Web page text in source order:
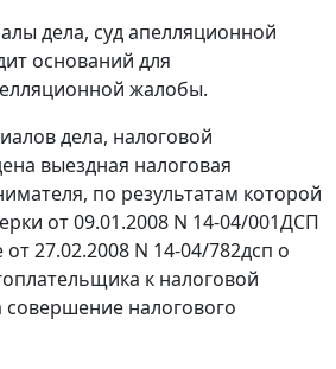
дела, суд апелляционной
оснований для
жалобы.
дела, налоговой
выездная налоговая
по результатам которой
от 09.01.2008 N 14-04/001ДСП
27.02.2008 N 14-04/782дсп о
к налоговой
совершение налогового